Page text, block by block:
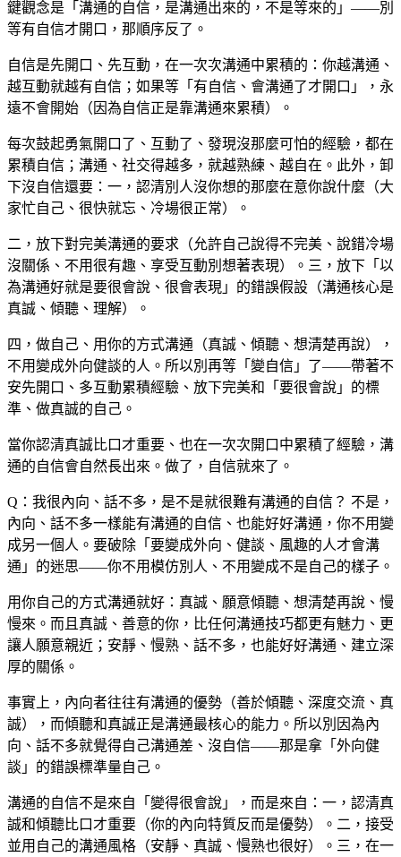
鍵觀念是「溝通的自信，是溝通出來的，不是等來的」——別
等有自信才開口，那順序反了。
自信是先開口、先互動，在一次次溝通中累積的：你越溝通、
越互動就越有自信；如果等「有自信、會溝通了才開口」，永
遠不會開始（因為自信正是靠溝通來累積）。
每次鼓起勇氣開口了、互動了、發現沒那麼可怕的經驗，都在
累積自信；溝通、社交得越多，就越熟練、越自在。此外，卸
下沒自信還要：一，認清別人沒你想的那麼在意你說什麼（大
家忙自己、很快就忘、冷場很正常）。
二，放下對完美溝通的要求（允許自己說得不完美、說錯冷場
沒關係、不用很有趣、享受互動別想著表現）。三，放下「以
為溝通好就是要很會說、很會表現」的錯誤假設（溝通核心是
真誠、傾聽、理解）。
四，做自己、用你的方式溝通（真誠、傾聽、想清楚再說），
不用變成外向健談的人。所以別再等「變自信」了——帶著不
安先開口、多互動累積經驗、放下完美和「要很會說」的標
準、做真誠的自己。
當你認清真誠比口才重要、也在一次次開口中累積了經驗，溝
通的自信會自然長出來。做了，自信就來了。
Q：我很內向、話不多，是不是就很難有溝通的自信？ 不是，
內向、話不多一樣能有溝通的自信、也能好好溝通，你不用變
成另一個人。要破除「要變成外向、健談、風趣的人才會溝
通」的迷思——你不用模仿別人、不用變成不是自己的樣子。
用你自己的方式溝通就好：真誠、願意傾聽、想清楚再說、慢
慢來。而且真誠、善意的你，比任何溝通技巧都更有魅力、更
讓人願意親近；安靜、慢熟、話不多，也能好好溝通、建立深
厚的關係。
事實上，內向者往往有溝通的優勢（善於傾聽、深度交流、真
誠），而傾聽和真誠正是溝通最核心的能力。所以別因為內
向、話不多就覺得自己溝通差、沒自信——那是拿「外向健
談」的錯誤標準量自己。
溝通的自信不是來自「變得很會說」，而是來自：一，認清真
誠和傾聽比口才重要（你的內向特質反而是優勢）。二，接受
並用自己的溝通風格（安靜、真誠、慢熟也很好）。三，在一